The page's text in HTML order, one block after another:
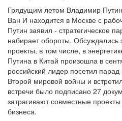
Грядущим летом Владимир
Ван И находится в Москве с
Путин заявил - стратегическое
набирает обороты. Обсуждались
проекты, в том числе, в
Путина в Китай произошла в
российский лидер посетил
Второй мировой войны и
встречи было подписано 27
затрагивают совместные проекты
бизнеса.